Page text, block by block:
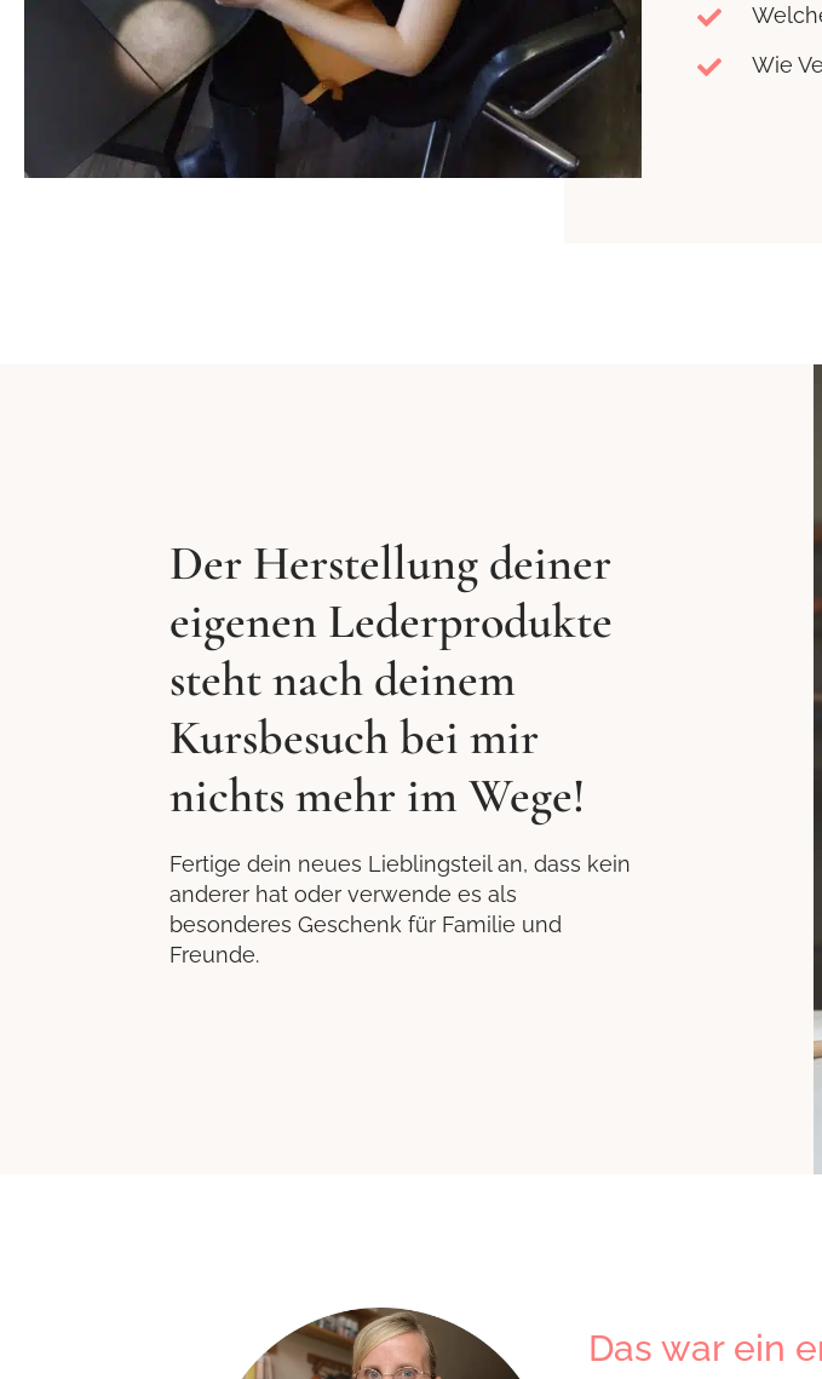
Wie
Der Herstellung deiner
eigenen Lederprodukte
steht nach deinem
Kursbesuch bei mir
nichts mehr im Wege!
Fertige dein neues Lieblingsteil an, dass kein
anderer hat oder verwende es als
besonderes Geschenk für Familie und
Freunde.
Das war ein